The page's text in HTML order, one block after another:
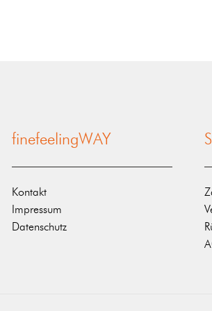
finefeelingWAY
Kontakt
Impressum
Datenschutz